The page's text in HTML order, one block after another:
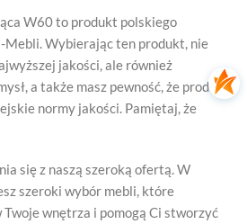
W60 to produkt polskiego
Mebli. Wybierając ten produkt, nie
jakości, ale również
a także masz pewność, że produkt
normy jakości. Pamiętaj, że
się z naszą szeroką ofertą. W
szeroki wybór mebli, które
Twoje wnętrza i pomogą Ci stworzyć